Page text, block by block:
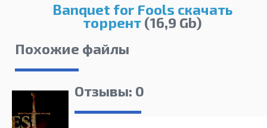
Banquet for Fools скачать
торрент (16,9 Gb)
Похожие файлы
Отзывы: 0